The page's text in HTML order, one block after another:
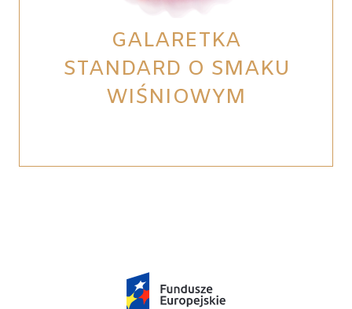
GALARETKA
STANDARD O SMAKU
WIŚNIOWYM